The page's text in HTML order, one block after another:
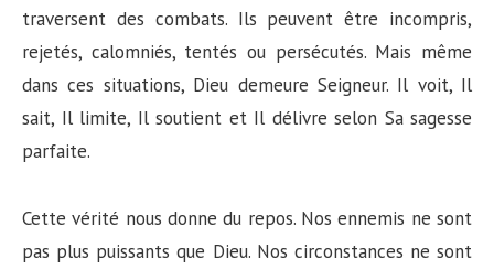
traversent des combats. Ils peuvent être incompris,
rejetés, calomniés, tentés ou persécutés. Mais même
dans ces situations, Dieu demeure Seigneur. Il voit, Il
sait, Il limite, Il soutient et Il délivre selon Sa sagesse
parfaite.
Cette vérité nous donne du repos. Nos ennemis ne sont
pas plus puissants que Dieu. Nos circonstances ne sont